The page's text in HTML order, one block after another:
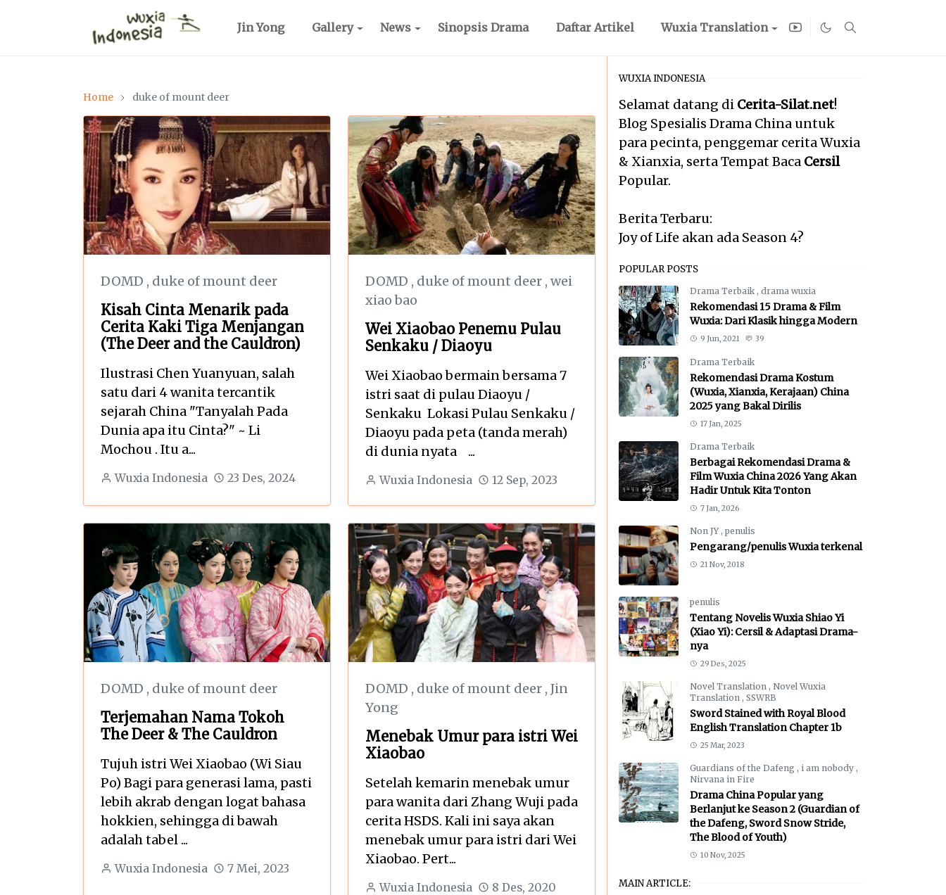
Jin Yong Gallery News Sinopsis Drama Daftar Artikel Wuxia Translation
Home duke of mount deer
DOMD , duke of mount deer
Kisah Cinta Menarik pada
Cerita Kaki Tiga Menjangan
(The Deer and the Cauldron)
Ilustrasi Chen Yuanyuan, salah
satu dari 4 wanita tercantik
sejarah China "Tanyalah Pada
Dunia apa itu Cinta?" ~ Li
Mochou . Itu a...
Wuxia Indonesia 23 Des, 2024
DOMD , duke of mount deer , wei
xiao bao
Wei Xiaobao Penemu Pulau
Senkaku / Diaoyu
Wei Xiaobao bermain bersama 7
istri saat di pulau Diaoyu /
Senkaku Lokasi Pulau Senkaku /
Diaoyu pada peta (tanda merah)
di dunia nyata ...
Wuxia Indonesia 12 Sep, 2023
DOMD , duke of mount deer
Terjemahan Nama Tokoh
The Deer & The Cauldron
Tujuh istri Wei Xiaobao (Wi Siau
Po) Bagi para generasi lama, pasti
lebih akrab dengan logat bahasa
hokkien, sehingga di bawah
adalah tabel ...
Wuxia Indonesia 7 Mei, 2023
DOMD , duke of mount deer , Jin
Yong
Menebak Umur para istri Wei
Xiaobao
Setelah kemarin menebak umur
para wanita dari Zhang Wuji pada
cerita HSDS. Kali ini saya akan
menebak umur para istri dari Wei
Xiaobao. Pert...
Wuxia Indonesia
8 Des, 2020
WUXIA INDONESIA
Selamat datang di Cerita-Silat.net!
Blog Spesialis Drama China untuk
para pecinta, penggemar cerita Wuxia
& Xianxia, serta Tempat Baca Cersil
Popular.
Berita Terbaru:
Joy of Life akan ada Season 4?
POPULAR POSTS
Drama Terbaik , drama wuxia
Rekomendasi 15 Drama & Film
Wuxia: Dari Klasik hingga Modern
9 Jun, 2021 39
Drama Terbaik
Rekomendasi Drama Kostum
(Wuxia, Xianxia, Kerajaan) China
2025 yang Bakal Dirilis
17 Jan, 2025
Drama Terbaik
Berbagai Rekomendasi Drama &
Film Wuxia China 2026 Yang Akan
Hadir Untuk Kita Tonton
7 Jan, 2026
Non JY , penulis
Pengarang/penulis Wuxia terkenal
21 Nov, 2018
penulis
Tentang Novelis Wuxia Shiao Yi
(Xiao Yi): Cersil & Adaptasi Drama-
nya
29 Des, 2025
Novel Translation , Novel Wuxia
Translation , SSWRB
Sword Stained with Royal Blood
English Translation Chapter 1b
25 Mar, 2023
Guardians of the Dafeng , i am nobody ,
Nirvana in Fire
Drama China Popular yang
Berlanjut ke Season 2 (Guardian of
the Dafeng, Sword Snow Stride,
The Blood of Youth)
10 Nov, 2025
MAIN ARTICLE: